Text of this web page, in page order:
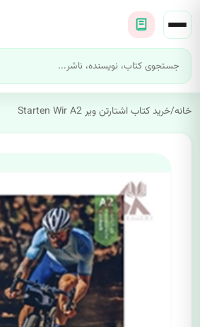
خانه/خرید کتاب اشتارتن ویر Starten Wir A2